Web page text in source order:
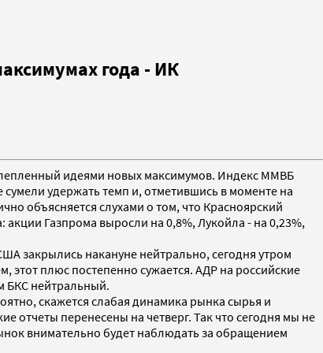
года - ИК
идеями новых максимумов. Индекс ММВБ
удержать темп и, отметившись в моменте на
объясняется слухами о том, что Красноярский
Газпрома выросли на 0,8%, Лукойла - на 0,23%,
закрылись накануне нейтрально, сегодня утром
этот плюс постепенно сужается. АДР на российские
БКС нейтральный.
скажется слабая динамика рынка сырья и
перенесены на четверг. Так что сегодня мы не
внимательно будет наблюдать за обращением